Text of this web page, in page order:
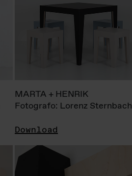
MARTA + HENRIK
Fotografo: Lorenz Sternbach
Download